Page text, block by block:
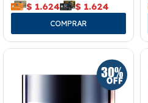
$ 1.624 $ 1.624